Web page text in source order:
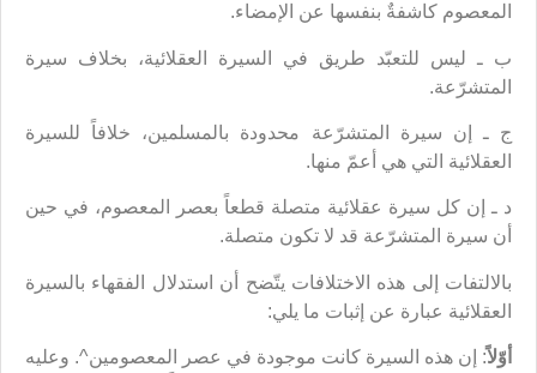
المعصوم كاشفةٌ بنفسها عن الإمضاء.
ب ـ ليس للتعبّد طريق في السيرة العقلائية، بخلاف سيرة
المتشرّعة.
ج ـ إن سيرة المتشرّعة محدودة بالمسلمين، خلافاً للسيرة
العقلائية التي هي أعمّ منها.
د ـ إن كل سيرة عقلائية متصلة قطعاً بعصر المعصوم، في حين
أن سيرة المتشرّعة قد لا تكون متصلة.
بالالتفات إلى هذه الاختلافات يتّضح أن استدلال الفقهاء بالسيرة
العقلائية عبارة عن إثبات ما يلي:
أوّلاً: إن هذه السيرة كانت موجودة في عصر المعصومين^. وعليه